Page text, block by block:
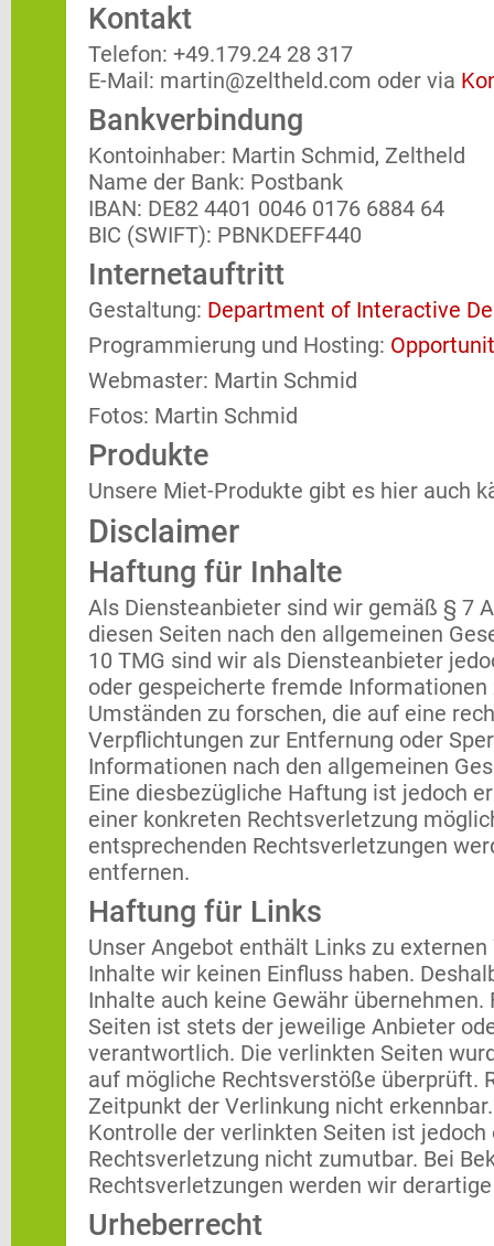
Kontakt
Telefon: +49.179.24 28 317
E-Mail: martin@zeltheld.com oder via
Bankverbindung
Kontoinhaber: Martin Schmid, Zeltheld
Name der Bank: Postbank
IBAN: DE82 4401 0046 0176 6884 64
BIC (SWIFT): PBNKDEFF440
Internetauftritt
Gestaltung: Department of Interactive
Programmierung und Hosting:
Webmaster: Martin Schmid
Fotos: Martin Schmid
Produkte
Unsere Miet-Produkte gibt es hier auch
Disclaimer
Haftung für Inhalte
Als Diensteanbieter sind wir gemäß § 7
diesen Seiten nach den allgemeinen
10 TMG sind wir als Diensteanbieter
oder gespeicherte fremde
Umständen zu forschen, die auf eine
Verpflichtungen zur Entfernung oder
Informationen nach den allgemeinen
Eine diesbezügliche Haftung ist jedoch
einer konkreten Rechtsverletzung
entsprechenden Rechtsverletzungen
entfernen.
Haftung für Links
Unser Angebot enthält Links zu
Inhalte wir keinen Einfluss haben.
Inhalte auch keine Gewähr
Seiten ist stets der jeweilige Anbieter
verantwortlich. Die verlinkten Seiten
auf mögliche Rechtsverstöße überprüft.
Zeitpunkt der Verlinkung nicht
Kontrolle der verlinkten Seiten ist
Rechtsverletzung nicht zumutbar. Bei
Rechtsverletzungen werden wir
Urheberrecht